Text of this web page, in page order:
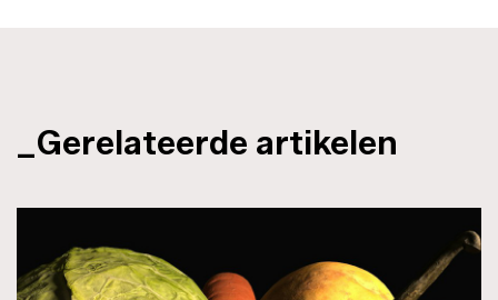
_Gerelateerde artikelen